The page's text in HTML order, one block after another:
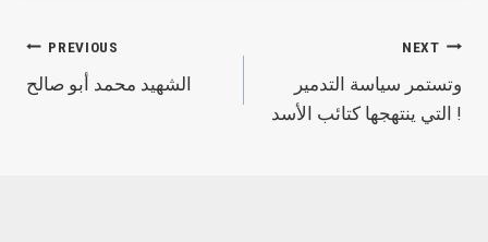
Post
navigation
PREVIOUS
الشهيد محمد أبو صالح
NEXT
وتستمر سياسة التدمير
التي ينتهجها كتائب الأسد !